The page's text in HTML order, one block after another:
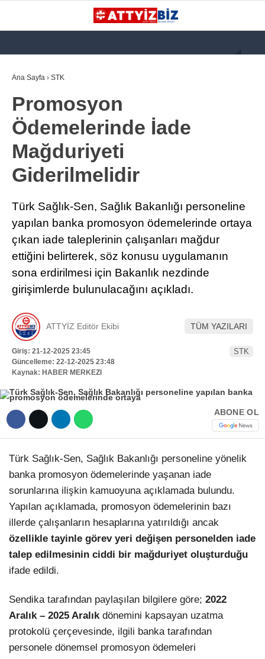
WhatsApp İhbar
Hattı
TikTok
Dribbble
Telegram
KATEGORİLER
GÜNDEM
112 ACİL
KPSS
STK
İLANLAR
TERCİH ROBOTU
Ana Sayfa › STK
Promosyon
Ödemelerinde İade
Mağduriyeti
Giderilmelidir
Türk Sağlık-Sen, Sağlık Bakanlığı personeline
yapılan banka promosyon ödemelerinde ortaya
çıkan iade taleplerinin çalışanları mağdur
ettiğini belirterek, söz konusu uygulamanın
sona erdirilmesi için Bakanlık nezdinde
girişimlerde bulunulacağını açıkladı.
ATTYİZ Editör Ekibi TÜM YAZILARI
Giriş: 21-12-2025 23:45
Güncelleme: 22-12-2025 23:48
Kaynak: HABER MERKEZI
STK
ABONE OL
Türk Sağlık-Sen, Sağlık Bakanlığı personeline yönelik
banka promosyon ödemelerinde yaşanan iade
sorunlarına ilişkin kamuoyuna açıklamada bulundu.
Yapılan açıklamada, promosyon ödemelerinin bazı
illerde çalışanların hesaplarına yatırıldığı ancak
özellikle tayinle görev yeri değişen personelden iade
talep edilmesinin ciddi bir mağduriyet oluşturduğu
ifade edildi.
Sendika tarafından paylaşılan bilgilere göre; 2022
Aralık – 2025 Aralık dönemini kapsayan uzatma
protokolü çerçevesinde, ilgili banka tarafından
personele dönemsel promosyon ödemeleri